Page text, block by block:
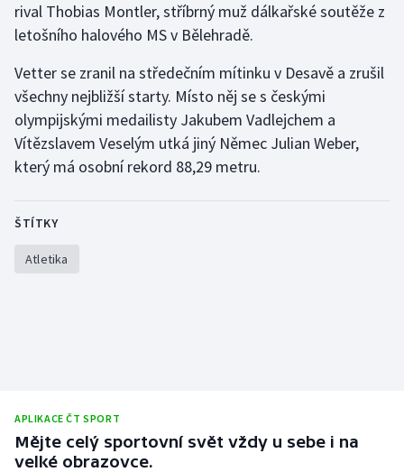
Gymnastika
Jezdectví
Judo
Lezení
Parasport
rival Thobias Montler, stříbrný muž dálkařské soutěže z
letošního halového MS v Bělehradě.
Vetter se zranil na středečním mítinku v Desavě a zrušil
všechny nejbližší starty. Místo něj se s českými
olympijskými medailisty Jakubem Vadlejchem a
Vítězslavem Veselým utká jiný Němec Julian Weber,
který má osobní rekord 88,29 metru.
ŠTÍTKY
Atletika
APLIKACE ČT SPORT
Mějte celý sportovní svět vždy u sebe i na
velké obrazovce.